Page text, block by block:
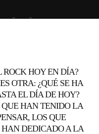
ROCK HOY EN DÍA?
OTRA: ¿QUÉ SE HA
EL DÍA DE HOY?
HAN TENIDO LA
LOS QUE
DEDICADO A LA